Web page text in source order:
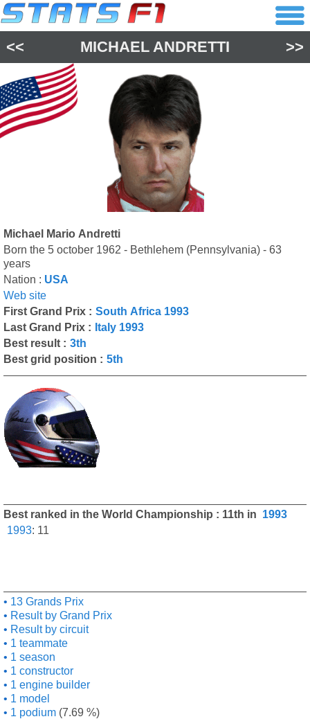
<< MICHAEL ANDRETTI >>
Michael Mario Andretti
Born the 5 october 1962 - Bethlehem (Pennsylvania) - 63
years
Nation : USA
Web site
First Grand Prix : South Africa 1993
Last Grand Prix : Italy 1993
Best result : 3th
Best grid position : 5th
Best ranked in the World Championship : 11th in 1993
1993: 11
13 Grands Prix
Result by Grand Prix
Result by circuit
1 teammate
1 season
1 constructor
1 engine builder
1 model
1 podium (7.69 %)